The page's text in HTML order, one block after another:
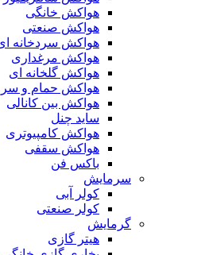
هواکش خانگی
هواکش صنعتی
هواکش سردخانه
هواکش مرغداری
هواکش گلخانه ای
هواکش حمام و
هواکش بین کانالی
ساید چنل
هواکش کامپیوتری
هواکش سقفی
باکس فن
سرمایش
کولر آبی
کولر صنعتی
گرمایش
هیتر گازی